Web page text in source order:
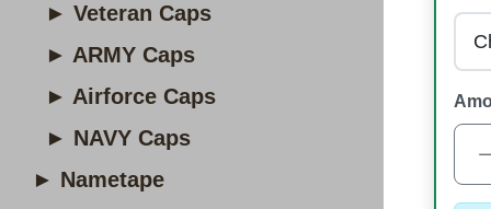
► Veteran Caps
► ARMY Caps
► Airforce Caps
► NAVY Caps
► Nametape